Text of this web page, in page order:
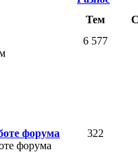
Тем
6 577
форума
форума
322